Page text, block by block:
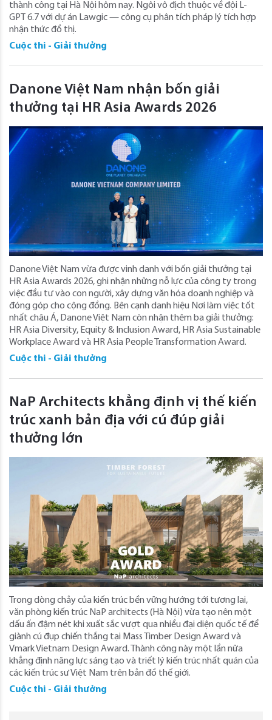
thành công tại Hà Nội hôm nay. Ngôi vô địch thuộc về đội L-
GPT 6.7 với dự án Lawgic — công cụ phân tích pháp lý tích hợp
nhận thức đồ thị.
Cuộc thi - Giải thưởng
Danone Việt Nam nhận bốn giải
thưởng tại HR Asia Awards 2026
Danone Việt Nam vừa được vinh danh với bốn giải thưởng tại
HR Asia Awards 2026, ghi nhận những nỗ lực của công ty trong
việc đầu tư vào con người, xây dựng văn hóa doanh nghiệp và
đóng góp cho cộng đồng. Bên cạnh danh hiệu Nơi làm việc tốt
nhất châu Á, Danone Việt Nam còn nhận thêm ba giải thưởng:
HR Asia Diversity, Equity & Inclusion Award, HR Asia Sustainable
Workplace Award và HR Asia People Transformation Award.
Cuộc thi - Giải thưởng
NaP Architects khẳng định vị thế kiến
trúc xanh bản địa với cú đúp giải
thưởng lớn
Trong dòng chảy của kiến trúc bền vững hướng tới tương lai,
văn phòng kiến trúc NaP architects (Hà Nội) vừa tạo nên một
dấu ấn đậm nét khi xuất sắc vượt qua nhiều đại diện quốc tế để
giành cú đụp chiến thắng tại Mass Timber Design Award và
Vmark Vietnam Design Award. Thành công này một lần nữa
khẳng định năng lực sáng tạo và triết lý kiến trúc nhất quán của
các kiến trúc sư Việt Nam trên bản đồ thế giới.
Cuộc thi - Giải thưởng